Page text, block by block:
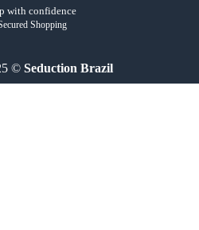
with confidence
Shopping
© Seduction Brazil